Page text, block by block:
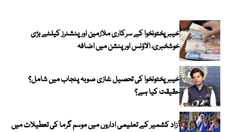
خیبرپختونخوا کے سرکاری ملازمین اور پنشنرز کیلئے بڑی
خوشخبری، الاؤنس اور پنشن میں اضافہ
خیبر پختونخوا کی تحصیل غازی صوبہ پنجاب میں شامل؟
حقیقت کیا ہے؟
آزاد کشمیر کے تعلیمی اداروں میں موسم گرما کی تعطیلات میں